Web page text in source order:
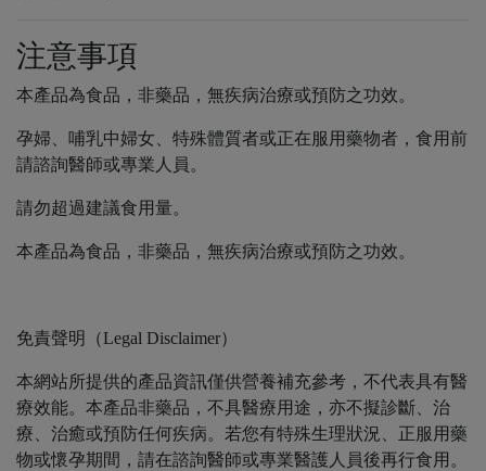
注意事項
本產品為食品，非藥品，無疾病治療或預防之功效。
孕婦、哺乳中婦女、特殊體質者或正在服用藥物者，食用前
請諮詢醫師或專業人員。
請勿超過建議食用量。
本產品為食品，非藥品，無疾病治療或預防之功效。
免責聲明（Legal Disclaimer）
本網站所提供的產品資訊僅供營養補充參考，不代表具有醫
療效能。本產品非藥品，不具醫療用途，亦不擬診斷、治
療、治癒或預防任何疾病。若您有特殊生理狀況、正服用藥
物或懷孕期間，請在諮詢醫師或專業醫護人員後再行食用。